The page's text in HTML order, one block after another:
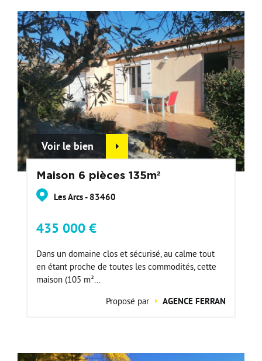
Voir le bien
Maison 6 pièces 135m²
Les Arcs - 83460
435 000 €
Dans un domaine clos et sécurisé, au calme tout
en étant proche de toutes les commodités, cette
maison (105 m²...
Proposé par
AGENCE FERRAN